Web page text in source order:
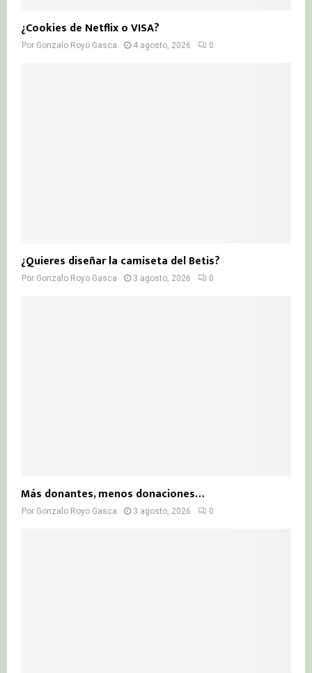
¿Cookies de Netflix o VISA?
Por Gonzalo Royo Gasca 4 agosto, 2026 0
¿Quieres diseñar la camiseta del Betis?
Por Gonzalo Royo Gasca 3 agosto, 2026 0
Más donantes, menos donaciones…
Por Gonzalo Royo Gasca 3 agosto, 2026 0